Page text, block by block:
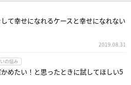
て幸せになれるケースと幸せになれない
2019.08.31
の悩み
めたい！と思ったときに試してほしい5